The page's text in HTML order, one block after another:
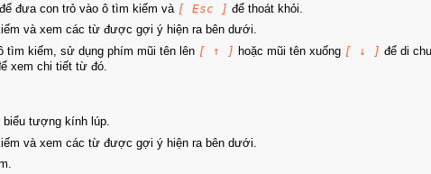
để đưa con trỏ vào ô tìm kiếm và [ Esc ] để thoát khỏi.
và xem các từ được gợi ý hiện ra bên dưới.
tìm kiếm, sử dụng phím mũi tên lên [ ↑ ] hoặc mũi tên xuống [ ↓ ] để di
xem chi tiết từ đó.
biểu tượng kính lúp.
và xem các từ được gợi ý hiện ra bên dưới.